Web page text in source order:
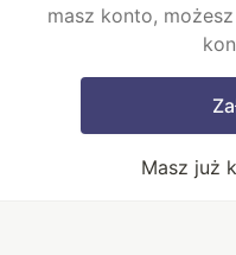
masz konto,
Masz już